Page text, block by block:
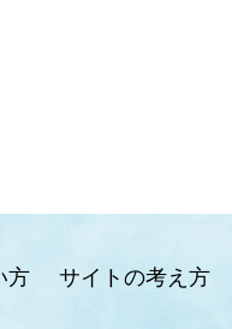
方 サイトの考え方